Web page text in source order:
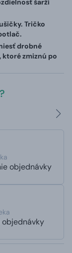
Tričko
drobné
zmiznú po
objednávky
objednávky